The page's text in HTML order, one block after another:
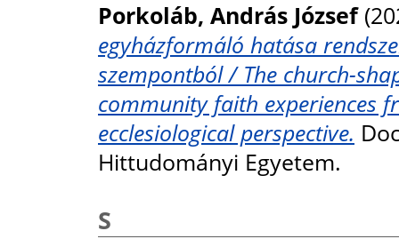
Porkoláb, András József
egyházformáló hatása
szempontból / The church-
community faith experiences
ecclesiological perspective.
Hittudományi Egyetem.
S